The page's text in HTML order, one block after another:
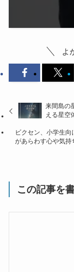
よ
来間島の
える星空
ビクセン、小学生
があらわす心や気持
この記事を